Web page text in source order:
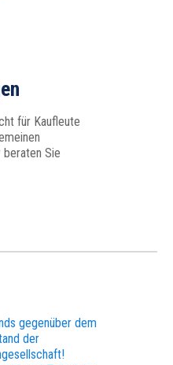
für Kaufleute
beraten Sie
gegenüber dem
der